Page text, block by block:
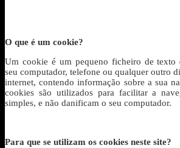
O que é um cookie?
Um cookie é um pequeno ficheiro de texto
seu computador, telefone ou qualquer outro
internet, contendo informação sobre a sua
cookies são utilizados para facilitar a
simples, e não danificam o seu computador.
Para que se utilizam os cookies neste site?